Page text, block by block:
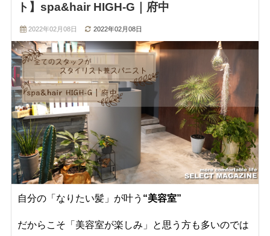
ト】spa&hair HIGH-G｜府中
2022年02月08日 2022年02月08日
自分の「なりたい髪」が叶う “美容室”
だからこそ「美容室が楽しみ」と思う方も多いのでは